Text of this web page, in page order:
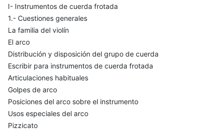
I- Instrumentos de cuerda frotada
1.- Cuestiones generales
La familia del violín
El arco
Distribución y disposición del grupo de cuerda
Escribir para instrumentos de cuerda frotada
Articulaciones habituales
Golpes de arco
Posiciones del arco sobre el instrumento
Usos especiales del arco
Pizzicato